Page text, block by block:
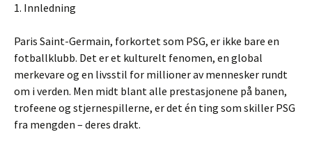
1. Innledning
Paris Saint-Germain, forkortet som PSG, er ikke bare en
fotballklubb. Det er et kulturelt fenomen, en global
merkevare og en livsstil for millioner av mennesker rundt
om i verden. Men midt blant alle prestasjonene på banen,
trofeene og stjernespillerne, er det én ting som skiller PSG
fra mengden – deres drakt.